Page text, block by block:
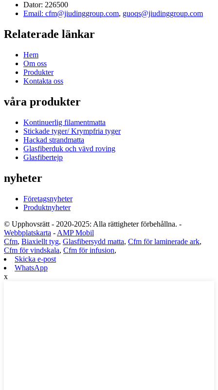
Dator: 226500
Email: cfm@jiudinggroup.com, guoqs@jiudinggroup.com
Relaterade länkar
Hem
Om oss
Produkter
Kontakta oss
våra produkter
Kontinuerlig filamentmatta
Stickade tyger/ Krympfria tyger
Hackad strandmatta
Glasfiberduk och vävd roving
Glasfibertejp
nyheter
Företagsnyheter
Produktnyheter
© Upphovsrätt - 2020-2025: Alla rättigheter förbehållna. -
Webbplatskarta - AMP Mobil
Cfm, Biaxiellt tyg, Glasfibersydd matta, Cfm för laminerade ark,
Cfm för vindskala, Cfm för infusion,
Skicka e-post
WhatsApp
x